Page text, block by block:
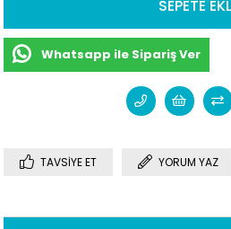
Whatsapp ile Sipariş Ver
TAVSIYE ET YORUM YAZ